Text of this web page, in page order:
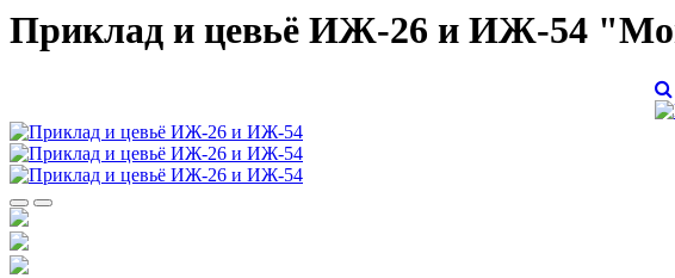
Приклад и цевьё ИЖ-26 и ИЖ-54